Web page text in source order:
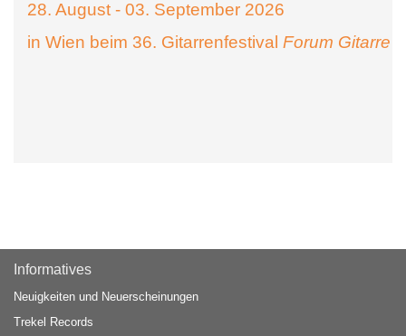
28. August - 03. September 2026
in Wien beim 36. Gitarrenfestival Forum Gitarre
Informatives
Neuigkeiten und Neuerscheinungen
Trekel Records